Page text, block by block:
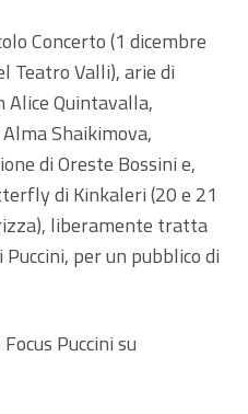
Concerto (1 dicembre
Teatro Valli), arie di
Alice Quintavalla,
Shaikimova,
di Oreste Bossini e,
di Kinkaleri (20 e 21
liberamente tratta
per un pubblico di
Puccini su